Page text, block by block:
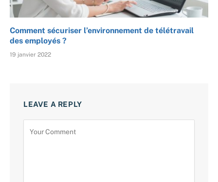
Comment sécuriser l’environnement de télétravail
des employés ?
19 janvier 2022
LEAVE A REPLY